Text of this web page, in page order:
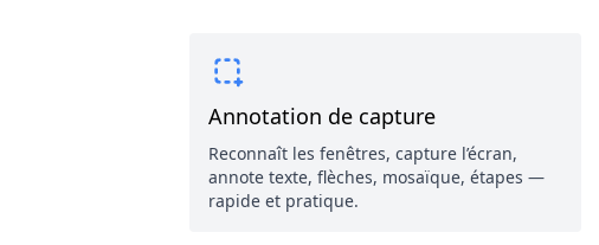
Annotation de capture
Reconnaît les fenêtres, capture l’écran,
annote texte, flèches, mosaïque, étapes —
rapide et pratique.